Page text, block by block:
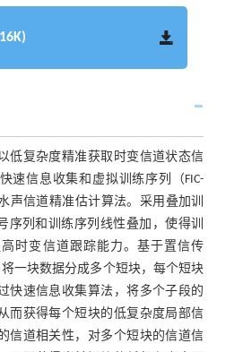
低复杂度精准获取时变信道状态信
速信息收集和虚拟训练序列（FIC-
声信道精准估计算法。采用叠加训
序列和训练序列线性叠加，使得训
时变信道跟踪能力。基于置信传
将一块数据分成多个短块，每个短块
快速信息收集算法，将多个子段的
而获得每个短块的低复杂度局部信
信道相关性，对多个短块的信道信